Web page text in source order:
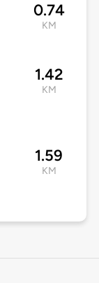
0.74
KM
1.42
KM
1.59
KM